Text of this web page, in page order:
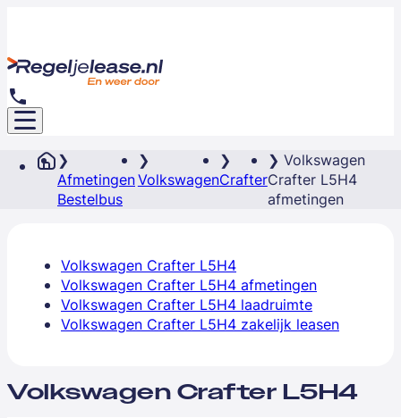
Afmetingen
Bestelbus
VolkswagenCrafter
Volkswagen
Crafter L5H4
afmetingen
Volkswagen Crafter L5H4
Volkswagen Crafter L5H4 afmetingen
Volkswagen Crafter L5H4 laadruimte
Volkswagen Crafter L5H4 zakelijk leasen
Volkswagen Crafter L5H4